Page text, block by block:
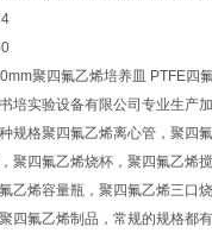
聚四氟乙烯培养皿 PTFE四
培实验设备有限公司专业生产加
规格聚四氟乙烯离心管，聚四
聚四氟乙烯烧杯，聚四氟乙烯
乙烯容量瓶，聚四氟乙烯三口
四氟乙烯制品，常规的规格都